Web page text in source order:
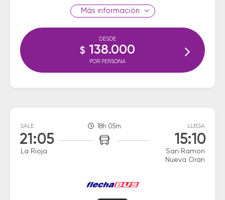
información
DESDE
$ 138.000
POR PERSONA
SALE
21:05
La Rioja
18h 05m LLEGA
15:10
San Ramon
Nueva Oran